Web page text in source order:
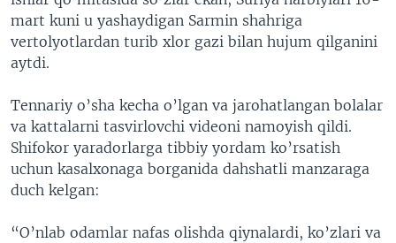
mart kuni u yashaydigan Sarmin shahriga
vertolyotlardan turib xlor gazi bilan hujum qilganini
aytdi.
​Tennariy o’sha kecha o’lgan va jarohatlangan bolalar
va kattalarni tasvirlovchi videoni namoyish qildi.
Shifokor yaradorlarga tibbiy yordam ko’rsatish
uchun kasalxonaga borganida dahshatli manzaraga
duch kelgan:
“O’nlab odamlar nafas olishda qiynalardi, ko’zlari va